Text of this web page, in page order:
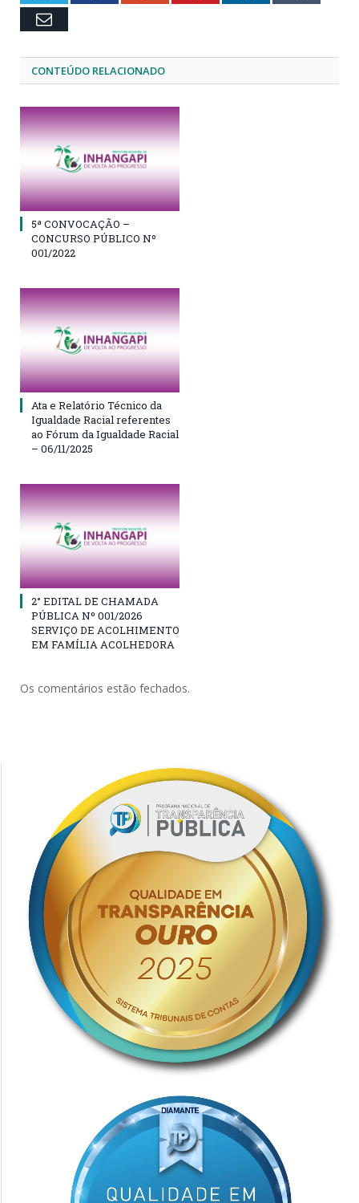
Email
CONTEÚDO RELACIONADO
5ª CONVOCAÇÃO –
CONCURSO PÚBLICO Nº
001/2022
Ata e Relatório Técnico da
Igualdade Racial referentes
ao Fórum da Igualdade Racial
– 06/11/2025
2° EDITAL DE CHAMADA
PÚBLICA Nº 001/2026
SERVIÇO DE ACOLHIMENTO
EM FAMÍLIA ACOLHEDORA
Os comentários estão fechados.